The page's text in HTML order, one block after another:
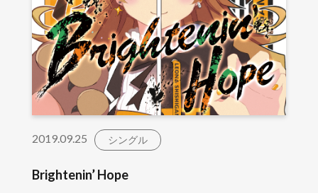
2019.09.25 シングル
Brightenin’ Hope